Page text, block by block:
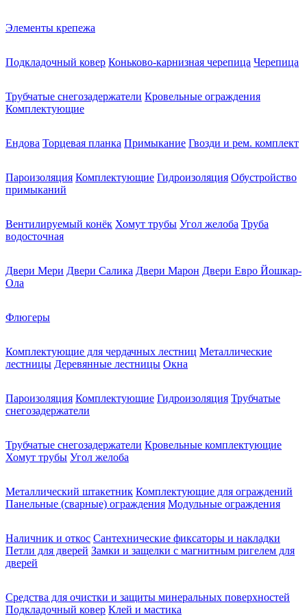
Элементы крепежа
Подкладочный ковер Коньково-карнизная черепица Черепица
Трубчатые снегозадержатели Кровельные ограждения
Комплектующие
Ендова Торцевая планка Примыкание Гвозди и рем. комплект
Пароизоляция Комплектующие Гидроизоляция Обустройство
примыканий
Вентилируемый конёк Хомут трубы Угол желоба Труба
водосточная
Двери Мери Двери Салика Двери Марон Двери Евро Йошкар-
Ола
Флюгеры
Комплектующие для чердачных лестниц Металлические
лестницы Деревянные лестницы Окна
Пароизоляция Комплектующие Гидроизоляция Трубчатые
снегозадержатели
Трубчатые снегозадержатели Кровельные комплектующие
Хомут трубы Угол желоба
Металлический штакетник Комплектующие для ограждений
Панельные (сварные) ограждения Модульные ограждения
Наличник и откос Сантехнические фиксаторы и накладки
Петли для дверей Замки и защелки с магнитным ригелем для
дверей
Средства для очистки и защиты минеральных поверхностей
Подкладочный ковер Клей и мастика